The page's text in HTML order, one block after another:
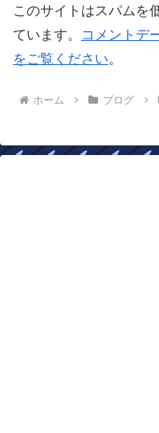
このサイトはスパムを
ています。
コメントデ
をご覧ください。
ホーム ブログ